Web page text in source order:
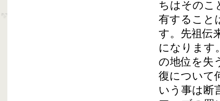
ちはそのこ
有すること
す。先祖伝
になります
の地位を失
復について
いう事は断